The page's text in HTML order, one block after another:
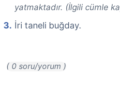
yatmaktadır. (İlgili cümle
İri taneli buğday.
( 0 soru/yorum )